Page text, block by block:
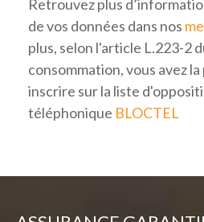
Retrouvez plus
de vos données dans nos
plus, selon l'article L.223-2
consommation, vous avez
inscrire sur la liste
téléphonique BLOCTEL